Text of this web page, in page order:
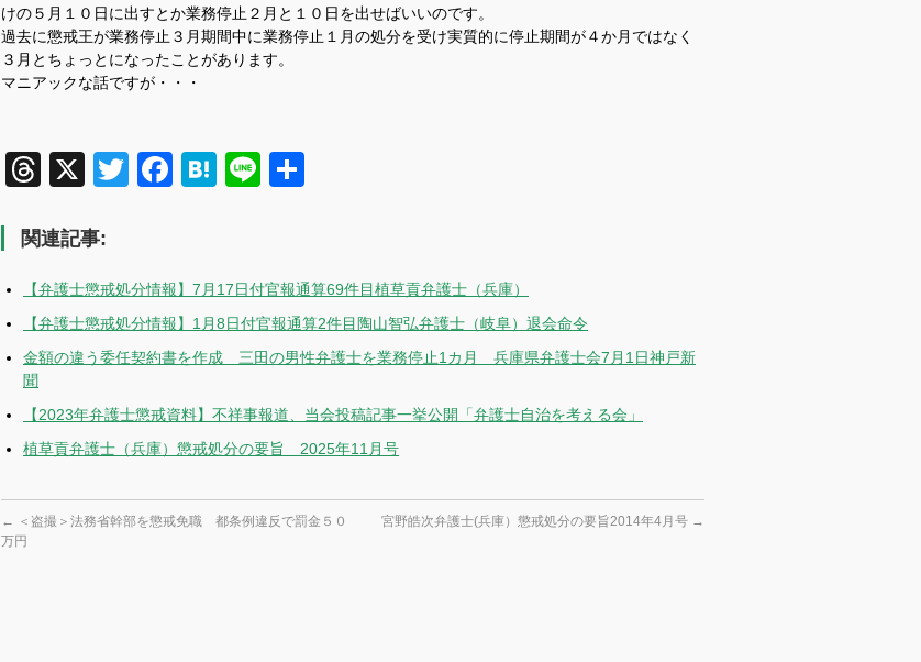
けの５月１０日に出すとか業務停止２月と１０日を出せばいいのです。
過去に懲戒王が業務停止３月期間中に業務停止１月の処分を受け実質的に停止期間が４か月ではなく
３月とちょっとになったことがあります。
マニアックな話ですが・・・
Threads
X Twitter
Facebook
Hatena
Line
関連記事:
【弁護士懲戒処分情報】7月17日付官報通算69件目植草貢弁護士（兵庫）
【弁護士懲戒処分情報】1月8日付官報通算2件目陶山智弘弁護士（岐阜）退会命令
金額の違う委任契約書を作成 三田の男性弁護士を業務停止1カ月 兵庫県弁護士会7月1日神戸新
聞
【2023年弁護士懲戒資料】不祥事報道、当会投稿記事一挙公開「弁護士自治を考える会」
植草貢弁護士（兵庫）懲戒処分の要旨 2025年11月号
← ＜盗撮＞法務省幹部を懲戒免職 都条例違反で罰金５０
万円
宮野皓次弁護士(兵庫）懲戒処分の要旨2014年4月号 →